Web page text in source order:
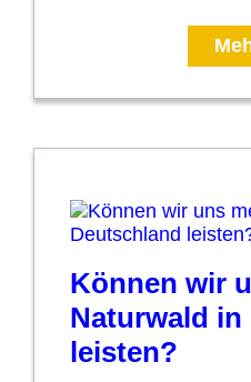
Können wir
Naturwald
leisten?